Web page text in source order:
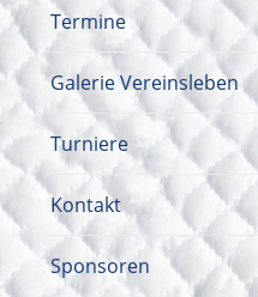
Termine
Galerie Vereinsleben
Turniere
Kontakt
Sponsoren